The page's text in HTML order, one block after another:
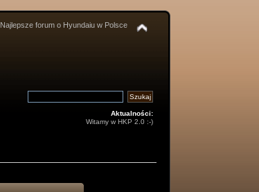
Najlepsze forum o Hyundaiu w Polsce
Aktualności:
Witamy w HKP 2.0 :-)